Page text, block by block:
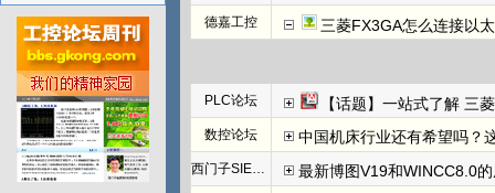
德嘉工控 三菱FX3GA怎么连接以
PLC论坛 【话题】一站式了解 三菱FX5U
数控论坛 中国机床行业还有希望吗？
西门子SIEMENS 最新博图V19和WINCC8.0